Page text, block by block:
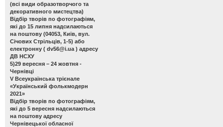
(всі види образотворчого та
декоративного мистецтва)
Відбір творів по фотографіям,
які до 15 липня надсилаються
на поштову (04053, Київ, вул.
Січових Стрільців, 1-5) або
електронну ( dv56@i.ua ) адресу
ДВ НСХУ
5)29 вересня – 24 жовтня -
Чернівці
V Всеукраїнська трієнале
«Український фолькмодерн
2021»
Відбір творів по фотографіям,
які до 5 вересня надсилаються
на поштову адресу
Чернівецької обласної